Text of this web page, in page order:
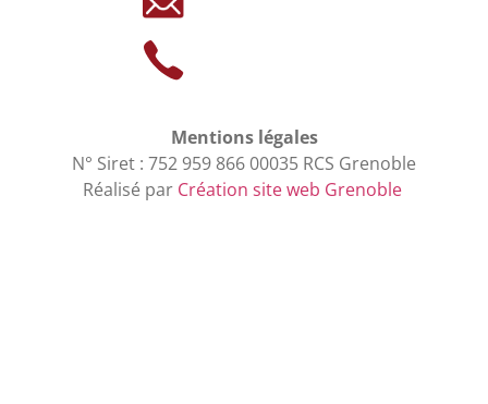
Mentions légales
N° Siret : 752 959 866 00035 RCS Grenoble
Réalisé par Création site web Grenoble